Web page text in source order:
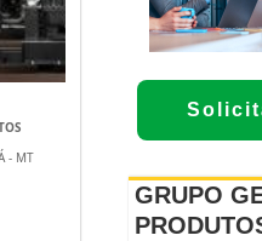
GRUPO
- MT